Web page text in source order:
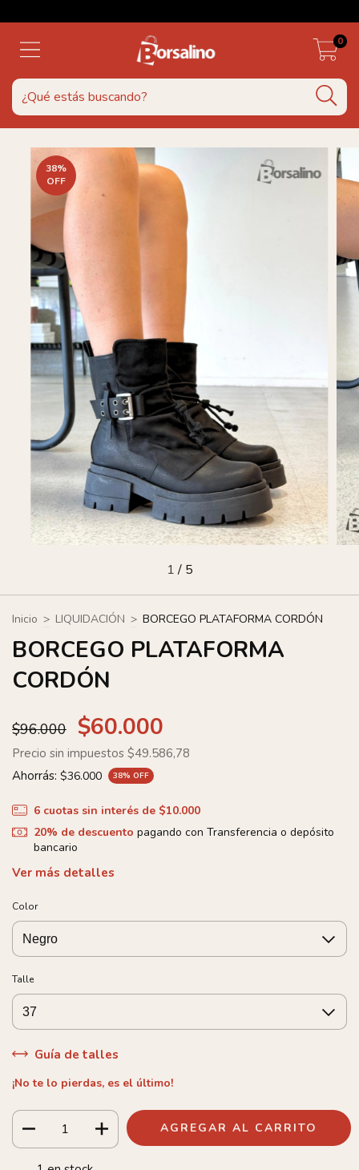
0
38%
OFF
1/ 5
Inicio > LIQUIDACIÓN > BORCEGO PLATAFORMA CORDÓN
BORCEGO PLATAFORMA
CORDÓN
$96.000 $60.000
Precio sin impuestos $49.586,78
Ahorrás: $36.000 38% OFF
6 cuotas sin interés de $10.000
20% de descuento pagando con Transferencia o depósito
bancario
Ver más detalles
Color
Talle
Guía de talles
¡No te lo pierdas, es el último!